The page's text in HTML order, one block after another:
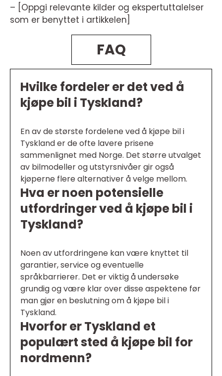
– [Oppgi relevante kilder og ekspertuttalelser
som er benyttet i artikkelen]
FAQ
Hvilke fordeler er det ved å
kjøpe bil i Tyskland?
En av de største fordelene ved å kjøpe bil i
Tyskland er de ofte lavere prisene
sammenlignet med Norge. Det større utvalget
av bilmodeller og utstyrsnivåer gir også
kjøperne flere alternativer å velge mellom.
Hva er noen potensielle
utfordringer ved å kjøpe bil i
Tyskland?
Noen av utfordringene kan være knyttet til
garantier, service og eventuelle
språkbarrierer. Det er viktig å undersøke
grundig og være klar over disse aspektene før
man gjør en beslutning om å kjøpe bil i
Tyskland.
Hvorfor er Tyskland et
populært sted å kjøpe bil for
nordmenn?